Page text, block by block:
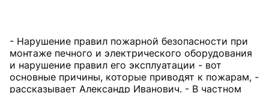
- Нарушение правил пожарной безопасности при
монтаже печного и электрического оборудования
и нарушение правил его эксплуатации - вот
основные причины, которые приводят к пожарам, -
рассказывает Александр Иванович. - В частном